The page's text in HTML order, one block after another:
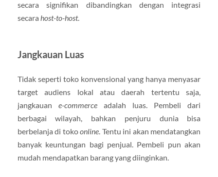
secara signifikan dibandingkan dengan integrasi
secara host-to-host.
Jangkauan Luas
Tidak seperti toko konvensional yang hanya menyasar
target audiens lokal atau daerah tertentu saja,
jangkauan e-commerceadalah luas. Pembeli dari
berbagai wilayah, bahkan penjuru dunia bisa
berbelanja di tokoonline. Tentu ini akan mendatangkan
banyak keuntungan bagi penjual. Pembeli pun akan
mudah mendapatkan barang yang diinginkan.